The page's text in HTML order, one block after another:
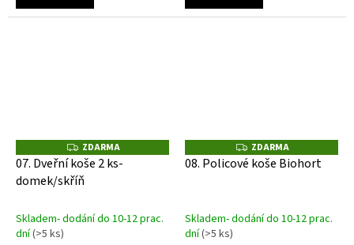
Z
D
A
R
ZDARMA
07. Dveřní koše 2 ks-
domek/skříň
Skladem- dodání do 10-12 prac.
dní(>5 ks)
Z
D
A
ZDARMA
08. Policové koše Biohort
Skladem- dodání do 10-12 prac.
dní(>5 ks)